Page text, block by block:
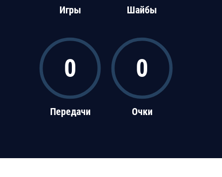
Игры Шайбы
0
Передачи
0
Очки